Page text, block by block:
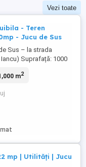
Vezi toate
- Teren
- Jucu de Sus
Sus – la strada
Suprafață: 1000
- in lucru ✅ Detalii
locuință individuală.
principală, cu
m2
mp | Utilități | Jucu